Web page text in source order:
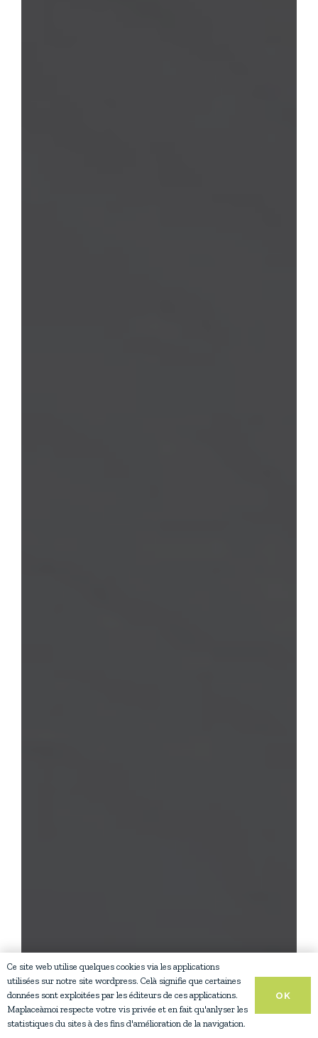
Ce site web utilise quelques cookies via les applications
utilisées sur notre site wordpress. Celà signifie que certaines
données sont exploitées par les éditeurs de ces applications.
Maplaceàmoi respecte votre vis privée et en fait qu'anlyser les
statistiques du sites à des fins d'amélioration de la navigation.
OK